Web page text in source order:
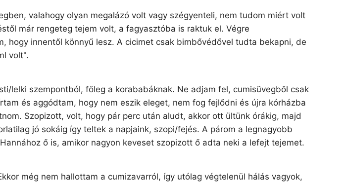
valahogy olyan megalázó volt vagy szégyenteli, nem tudom miért volt
már rengeteg tejem volt, a fagyasztóba is raktuk el. Végre
innentől könnyű lesz. A cicimet csak bimbővédővel tudta bekapni, de
volt".
lelki szempontból, főleg a korababáknak. Ne adjam fel, cumisüvegből csak
és aggódtam, hogy nem eszik eleget, nem fog fejlődni és újra kórházba
Szopizott, volt, hogy pár perc után aludt, akkor ott ültünk órákig, majd
jó sokáig így teltek a napjaink, szopi/fejés. A párom a legnagyobb
ő is, amikor nagyon keveset szopizott ő adta neki a lefejt tejemet.
még nem hallottam a cumizavarról, így utólag végtelenül hálás vagyok,